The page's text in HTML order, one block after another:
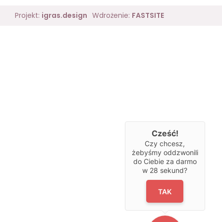
Projekt: igras.design Wdrożenie: FASTSITE
Cześć!
Czy chcesz,
żebyśmy oddzwonili
do Ciebie za darmo
w 28 sekund?
TAK